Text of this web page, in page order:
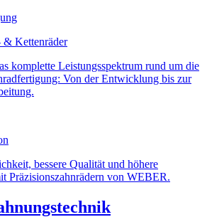
& Kettenräder
komplette Leistungsspektrum rund um die
Von der Entwicklung bis zur
bessere Qualität und höhere
Präzisionszahnrädern von WEBER.